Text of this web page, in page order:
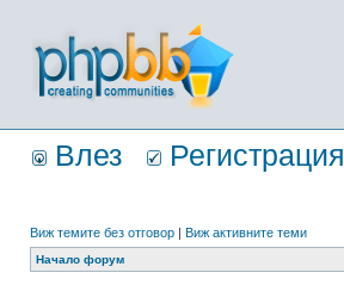
Влез Регистрация
Виж темите без отговор | Виж активните теми
Начало форум